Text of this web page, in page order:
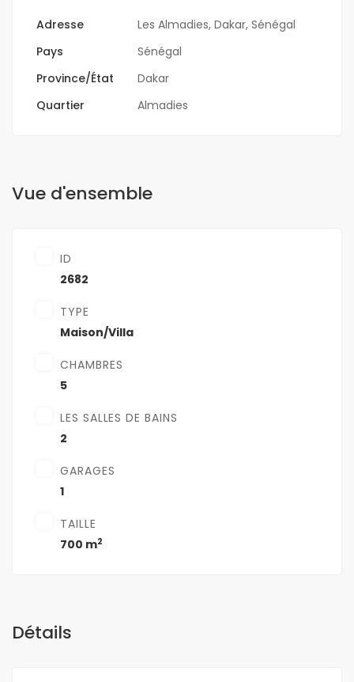
Adresse
Les Almadies, Dakar, Sénégal
Pays
Sénégal
Province/État
Dakar
Quartier
Almadies
Vue d'ensemble
ID
2682
TYPE
Maison/Villa
CHAMBRES
5
LES SALLES DE BAINS
2
GARAGES
1
TAILLE
700 m2
Détails